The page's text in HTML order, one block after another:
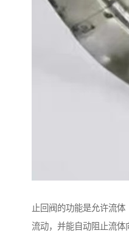
止回阀的功能是允许流
流动，并能自动阻止流